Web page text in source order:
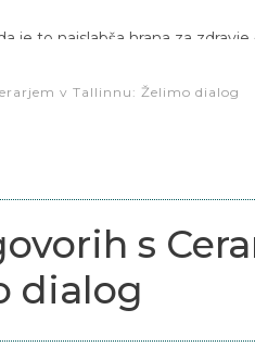
pred spanjem dobro pojesti
v Tallinnu: Želimo dialog
s
dialog